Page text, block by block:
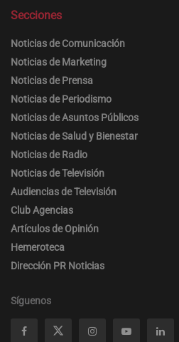
Secciones
Noticias de Comunicación
Noticias de Marketing
Noticias de Prensa
Noticias de Periodismo
Noticias de Asuntos Públicos
Noticias de Salud y Bienestar
Noticias de Radio
Noticias de Televisión
Audiencias de Televisión
Club Agencias
Artículos de Opinión
Hemeroteca
Dirección PR Noticias
Síguenos